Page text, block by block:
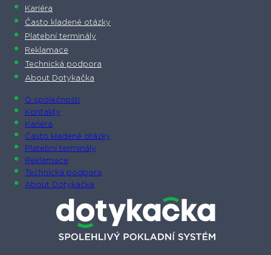
Kariéra
Často kladené otázky
Platební terminály
Reklamace
Technická podpora
About Dotykačka
O společnosti
Kontakty
Kariéra
Často kladené otázky
Platební terminály
Reklamace
Technická podpora
About Dotykačka